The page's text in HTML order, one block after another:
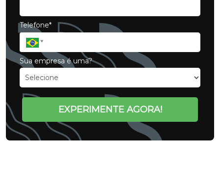
Telefone*
Sua empresa é uma?
EXPERIMENTE AGORA!